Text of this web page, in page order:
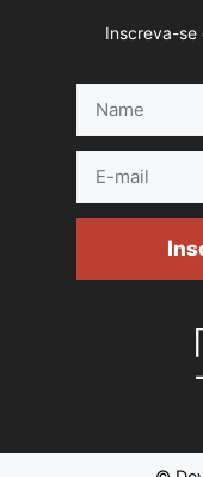
Inscreva-
mail